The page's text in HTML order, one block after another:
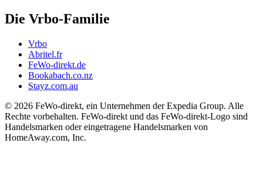
Die Vrbo-Familie
Vrbo
Abritel.fr
FeWo-direkt.de
Bookabach.co.nz
Stayz.com.au
© 2026 FeWo-direkt, ein Unternehmen der Expedia Group. Alle
Rechte vorbehalten. FeWo-direkt und das FeWo-direkt-Logo sind
Handelsmarken oder eingetragene Handelsmarken von
HomeAway.com, Inc.